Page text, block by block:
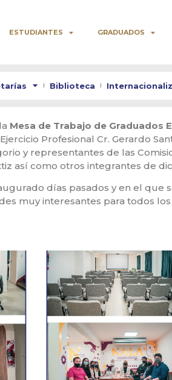
ESTUDIANTES GRADUADOS
Biblioteca
Mesa de Trabajo de Graduados
Profesional Cr. Gerardo
y representantes de las
así como otros integrantes de
días pasados y en el que
muy interesantes para todos los